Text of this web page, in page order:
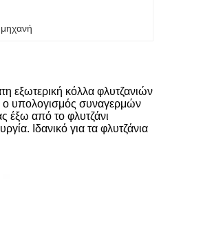
εξωτερική κόλλα φλυτζανιών
ο υπολογισμός συναγερμών
έξω από το φλυτζάνι
Ιδανικό για τα φλυτζάνια